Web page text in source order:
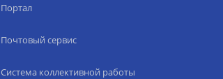
Портал
Почтовый сервис
Система коллективной работы